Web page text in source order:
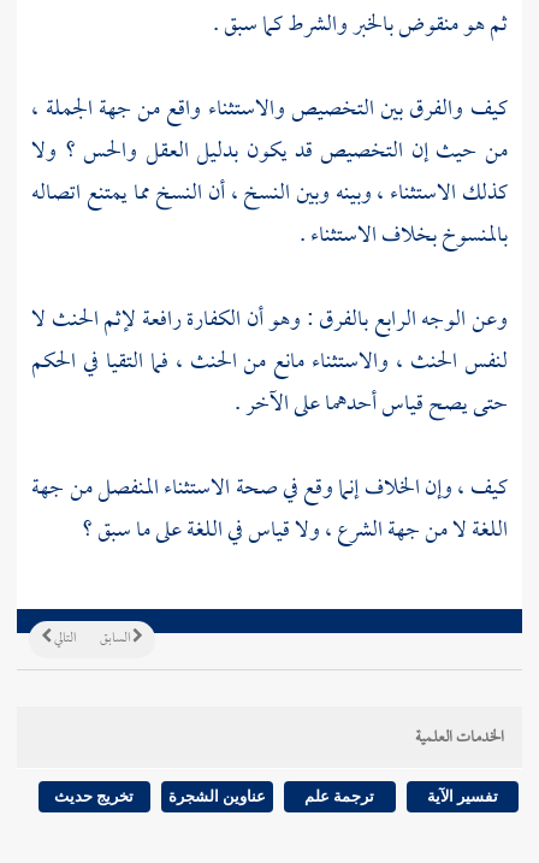
ثم هو منقوض بالخبر والشرط كما سبق .
كيف والفرق بين التخصيص والاستثناء واقع من جهة الجملة ،
من حيث إن التخصيص قد يكون بدليل العقل والحس ؟ ولا
كذلك الاستثناء ، وبينه وبين النسخ ، أن النسخ مما يمتنع اتصاله
بالمنسوخ بخلاف الاستثناء .
وعن الوجه الرابع بالفرق : وهو أن الكفارة رافعة لإثم الحنث لا
لنفس الحنث ، والاستثناء مانع من الحنث ، فما التقيا في الحكم
حتى يصح قياس أحدهما على الآخر .
كيف ، وإن الخلاف إنما وقع في صحة الاستثناء المنفصل من جهة
اللغة لا من جهة الشرع ، ولا قياس في اللغة على ما سبق ؟
التالي السابق
الخدمات العلمية
تفسير الآية ترجمة علم عناوين الشجرة تخريج حديث